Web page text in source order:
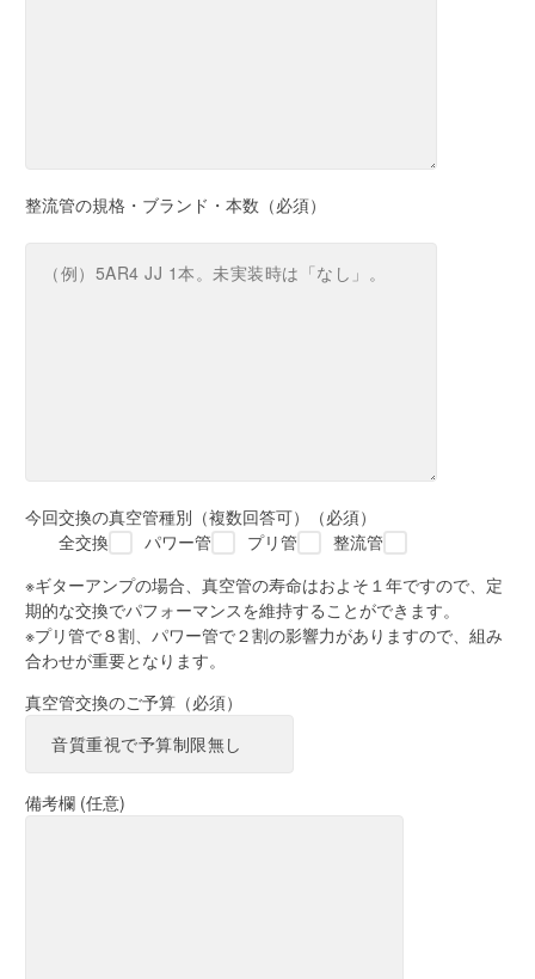
整流管の規格・ブランド・本数（必須）
今回交換の真空管種別（複数回答可）（必須）
全交換
パワー管 プリ管
整流管
※ギターアンプの場合、真空管の寿命はおよそ１年ですので、定
期的な交換でパフォーマンスを維持することができます。
※プリ管で８割、パワー管で２割の影響力がありますので、組み
合わせが重要となります。
真空管交換のご予算（必須）
備考欄 (任意)